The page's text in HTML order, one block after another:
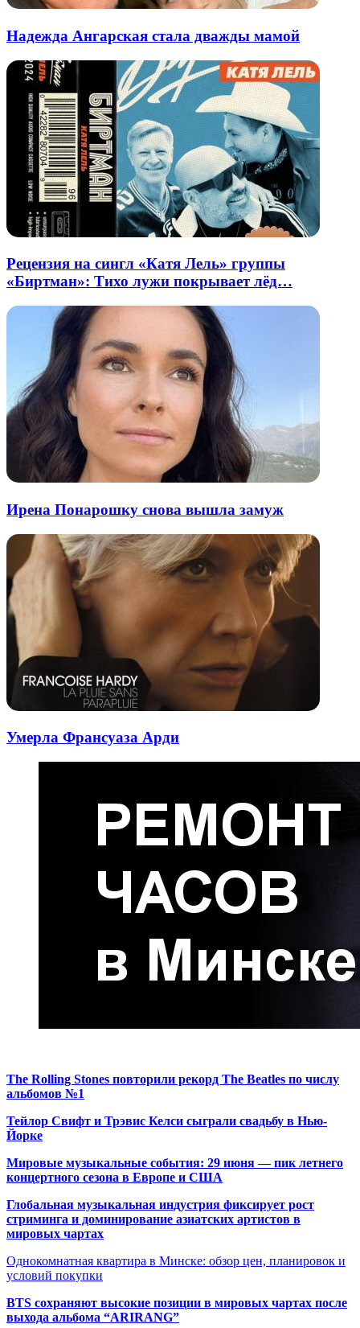
Надежда Ангарская стала дважды мамой
Рецензия на сингл «Катя Лель» группы
«Биртман»: Тихо лужи покрывает лёд…
Ирена Понарошку снова вышла замуж
Умерла Франсуаза Арди
The Rolling Stones повторили рекорд The Beatles по числу
альбомов №1
Тейлор Свифт и Трэвис Келси сыграли свадьбу в Нью-
Йорке
Мировые музыкальные события: 29 июня — пик летнего
концертного сезона в Европе и США
Глобальная музыкальная индустрия фиксирует рост
стриминга и доминирование азиатских артистов в
мировых чартах
Однокомнатная квартира в Минске: обзор цен, планировок и
условий покупки
BTS сохраняют высокие позиции в мировых чартах после
выхода альбома “ARIRANG”